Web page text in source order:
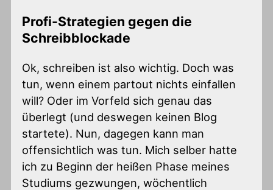
Profi-Strategien gegen die
Schreibblockade
Ok, schreiben ist also wichtig. Doch was
tun, wenn einem partout nichts einfallen
will? Oder im Vorfeld sich genau das
überlegt (und deswegen keinen Blog
startete). Nun, dagegen kann man
offensichtlich was tun. Mich selber hatte
ich zu Beginn der heißen Phase meines
Studiums gezwungen, wöchentlich